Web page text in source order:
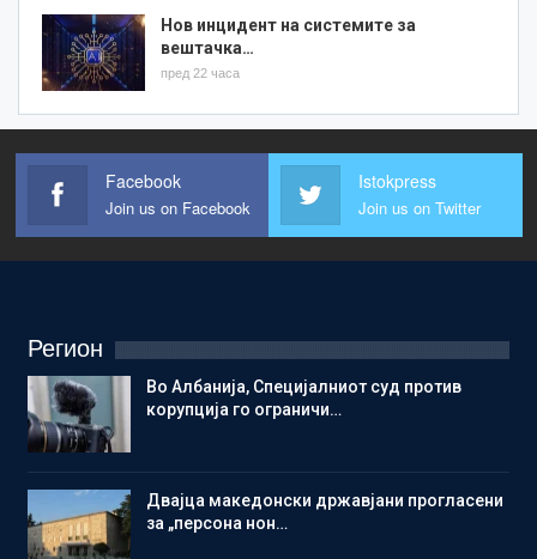
Нов инцидент на системите за
вештачка…
пред 22 часа
Facebook
Join us on Facebook
Istokpress
Join us on Twitter
Регион
Во Албанија, Специјалниот суд против
корупција го ограничи…
Двајца македонски државјани прогласени
за „персона нон…